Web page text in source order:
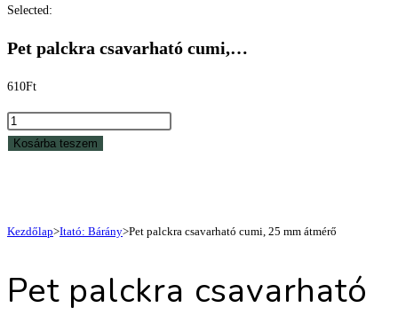
Selected:
Pet palckra csavarható cumi,…
610Ft
Pet
palckra
mm
mennyiség
Kosárba teszem
Kezdőlap>Itató: Bárány>Pet palckra csavarható cumi, 25 mm átmérő
Pet palckra csavarható